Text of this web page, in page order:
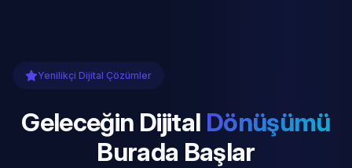
Yenilikçi Dijital Çözümler
Geleceğin Dijital Dönüşümü
Burada Başlar